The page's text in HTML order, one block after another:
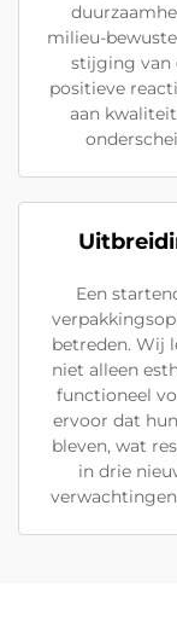
milieu-
stijging van
positieve
aan
Een
betreden. Wij
niet alleen
functioneel
ervoor dat
bleven, wat
in drie